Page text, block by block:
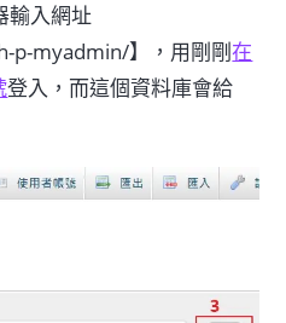
輸入網址
p-myadmin/】，用剛剛在
登入，而這個資料庫會給